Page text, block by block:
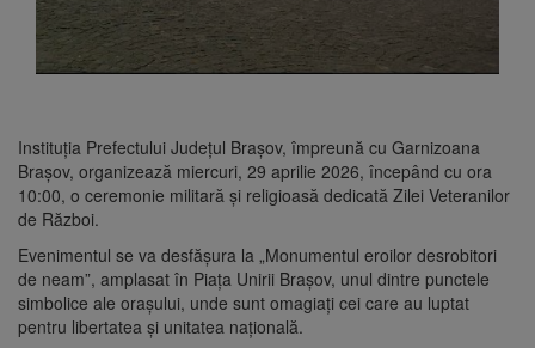
Instituția Prefectului Județul Brașov, împreună cu Garnizoana
Brașov, organizează miercuri, 29 aprilie 2026, începând cu ora
10:00, o ceremonie militară și religioasă dedicată Zilei Veteranilor
de Război.
Evenimentul se va desfășura la „Monumentul eroilor desrobitori
de neam”, amplasat în Piața Unirii Brașov, unul dintre punctele
simbolice ale orașului, unde sunt omagiați cei care au luptat
pentru libertatea și unitatea națională.